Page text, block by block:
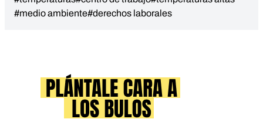
#medio ambiente#derechos laborales